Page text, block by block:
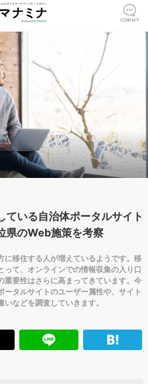
ている自治体ポータルサイト
県のWeb施策を考察
に移住する人が増えているようです。移
って、オンラインでの情報収集の入り口
重要性はさらに高まってきています。今
ータルサイトのユーザー属性や、サイト
などを調査していきます。